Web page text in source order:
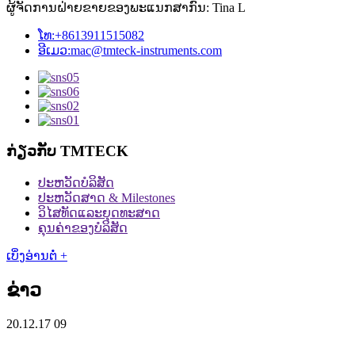
ຜູ້ຈັດການຝ່າຍຂາຍຂອງພະແນກສາກົນ: Tina L
ໂທ:+8613911515082
ອີເມວ:mac@tmteck-instruments.com
ກ່ຽວກັບ TMTECK
ປະ​ຫວັດ​ບໍ​ລິ​ສັດ
ປະຫວັດສາດ & Milestones
ວິໄສທັດແລະຍຸດທະສາດ
ຄຸນຄ່າຂອງບໍລິສັດ
ເບິ່ງອ່ານຕໍ່ +
ຂ່າວ
20.12.17 09